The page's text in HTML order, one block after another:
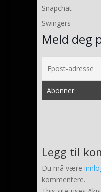
Snapchat
Swingers
Meld deg
Legg til
Du må være
kommentere.